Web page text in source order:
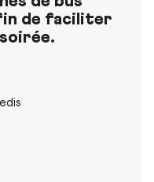
de faciliter